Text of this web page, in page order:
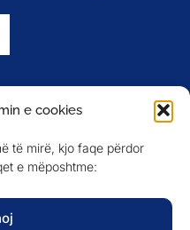
e cookies
të mirë, kjo faqe përdor
e mëposhtme: